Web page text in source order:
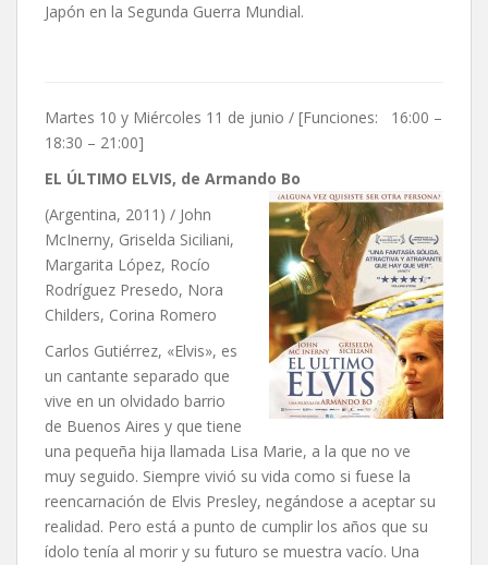
Japón en la Segunda Guerra Mundial.
Martes 10 y Miércoles 11 de junio / [Funciones: 16:00 –
18:30 – 21:00]
EL ÚLTIMO ELVIS, de Armando Bo
(Argentina, 2011) / John
McInerny, Griselda Siciliani,
Margarita López, Rocío
Rodríguez Presedo, Nora
Childers, Corina Romero
Carlos Gutiérrez, «Elvis», es
un cantante separado que
vive en un olvidado barrio
de Buenos Aires y que tiene
una pequeña hija llamada Lisa Marie, a la que no ve
muy seguido. Siempre vivió su vida como si fuese la
reencarnación de Elvis Presley, negándose a aceptar su
realidad. Pero está a punto de cumplir los años que su
ídolo tenía al morir y su futuro se muestra vacío. Una